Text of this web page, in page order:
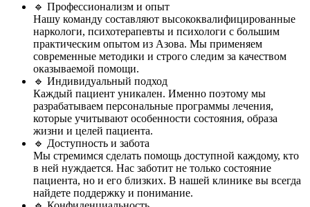
🔹 Профессионализм и опыт
Нашу команду составляют высококвалифицированные
наркологи, психотерапевты и психологи с большим
практическим опытом из Азова. Мы применяем
современные методики и строго следим за качеством
оказываемой помощи.
🔹 Индивидуальный подход
Каждый пациент уникален. Именно поэтому мы
разрабатываем персональные программы лечения,
которые учитывают особенности состояния, образа
жизни и целей пациента.
🔹 Доступность и забота
Мы стремимся сделать помощь доступной каждому, кто
в ней нуждается. Нас заботит не только состояние
пациента, но и его близких. В нашей клинике вы всегда
найдете поддержку и понимание.